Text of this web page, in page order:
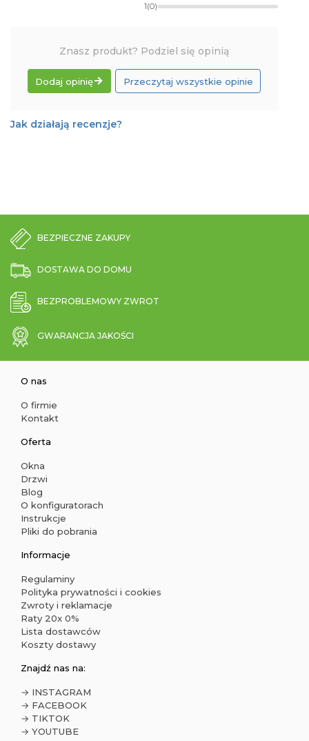
1(0)
Znasz produkt? Podziel się opinią
Dodaj opinię Przeczytaj wszystkie opinie
Jak działają recenzje?
BEZPIECZNE ZAKUPY
DOSTAWA DO DOMU
BEZPROBLEMOWY ZWROT
GWARANCJA JAKOŚCI
O nas
O firmie
Kontakt
Oferta
Okna
Drzwi
Blog
O konfiguratorach
Instrukcje
Pliki do pobrania
Informacje
Regulaminy
Polityka prywatności i cookies
Zwroty i reklamacje
Raty 20x 0%
Lista dostawców
Koszty dostawy
Znajdź nas na:
→ INSTAGRAM
→ FACEBOOK
→ TIKTOK
→ YOUTUBE